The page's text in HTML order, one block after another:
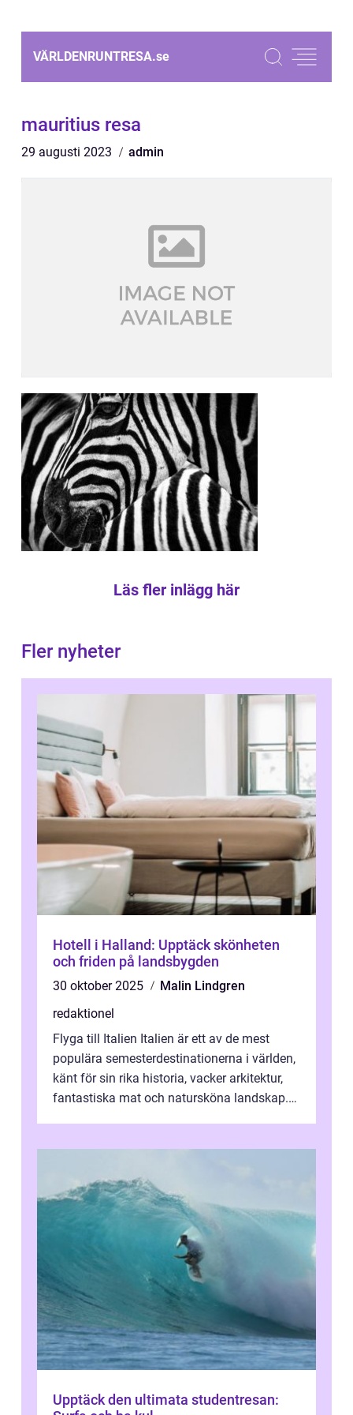
VÄRLDENRUNTRESA.se
mauritius resa
29 augusti 2023 admin
Läs fler inlägg här
Fler nyheter
Hotell i Halland: Upptäck skönheten
och friden på landsbygden
30 oktober 2025
Malin Lindgren
redaktionel
Flyga till Italien Italien är ett av de mest
populära semesterdestinationerna i världen,
känt för sin rika historia, vacker arkitektur,
fantastiska mat och natursköna landskap.
Upptäck den ultimata studentresan: